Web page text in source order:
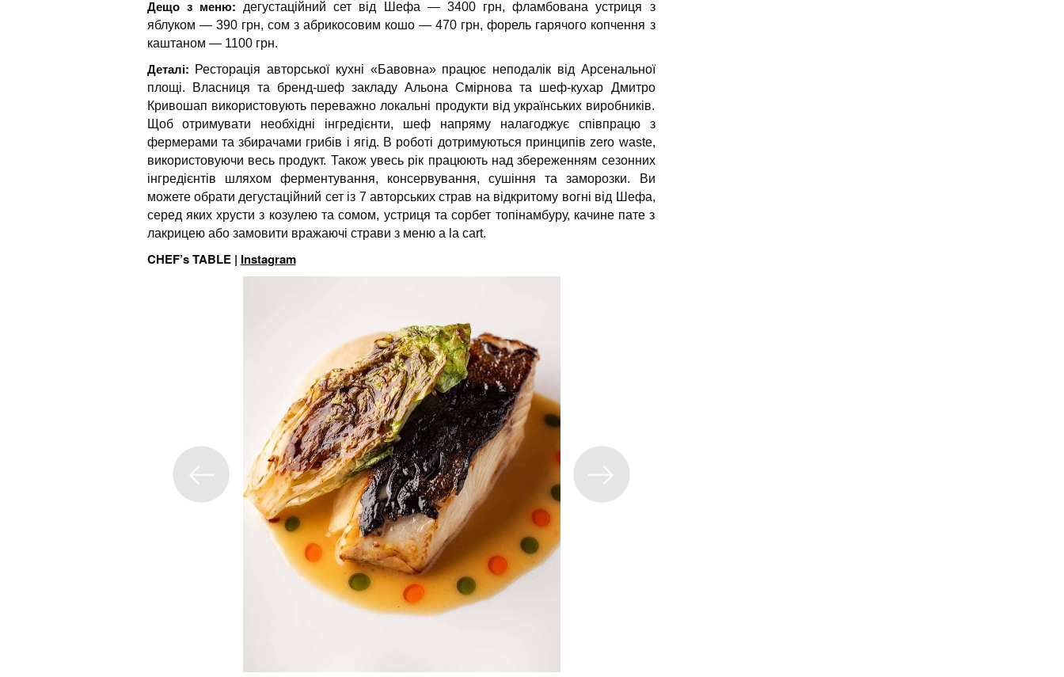
Дещо з меню: дегустаційний сет від Шефа — 3400 грн, фламбована устриця з
яблуком — 390 грн, сом з абрикосовим кошо — 470 грн, форель гарячого копчення з
каштаном — 1100 грн.
Деталі: Ресторація авторської кухні «Бавовна» працює неподалік від Арсенальної
площі. Власниця та бренд-шеф закладу Альона Смірнова та шеф-кухар Дмитро
Кривошап використовують переважно локальні продукти від українських виробників.
Щоб отримувати необхідні інгредієнти, шеф напряму налагоджує співпрацю з
фермерами та збирачами грибів і ягід. В роботі дотримуються принципів zero waste,
використовуючи весь продукт. Також увесь рік працюють над збереженням сезонних
інгредієнтів шляхом ферментування, консервування, сушіння та заморозки. Ви
можете обрати дегустаційний сет із 7 авторських страв на відкритому вогні від Шефа,
серед яких хрусти з козулею та сомом, устриця та сорбет топінамбуру, качине пате з
лакрицею або замовити вражаючі страви з меню a la cart.
CHEF’s TABLE | Instagram